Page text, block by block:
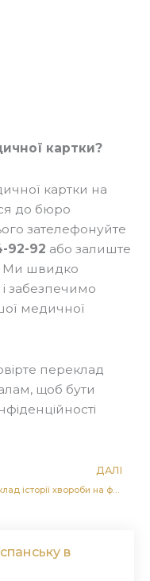
картки?
картки на
до бюро
зателефонуйте
92-92 або залиште
Ми швидко
забезпечимо
медичної
переклад
щоб бути
ДАЛІ
Переклад історії хвороби на французьку в Черкасах, Києві та Україні
в